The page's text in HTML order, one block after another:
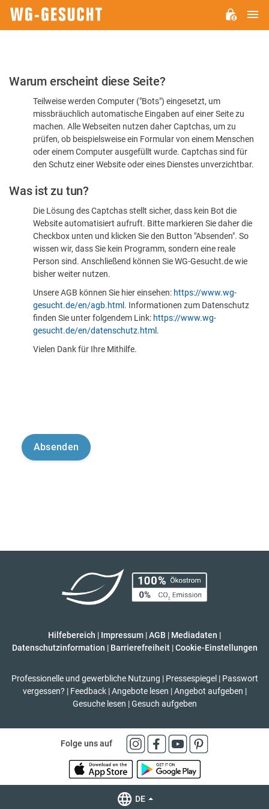
Bitte
dass
sind
Warum erscheint diese Seite?
Teilweise werden Computer ("Bots") eingesetzt, um
missbräuchlich automatische Eingaben auf einer Seite zu
machen. Alle Webseiten nutzen daher Captchas, um zu
prüfen, ob beispielsweise ein Formular von einem Menschen
oder einem Computer ausgefüllt wurde. Captchas sind für
den Schutz einer Website oder eines Dienstes unverzichtbar.
Was ist zu tun?
Die Lösung des Captchas stellt sicher, dass kein Bot die
Website automatisiert aufruft. Bitte markieren Sie daher die
Checkbox unten und klicken Sie den Button "Absenden". So
wissen wir, dass Sie kein Programm, sondern eine reale
Person sind. Anschließend können Sie WG-Gesucht.de wie
bisher weiter nutzen.
Unsere AGB können Sie hier einsehen: https://www.wg-
gesucht.de/en/agb.html . Informationen zum Datenschutz
finden Sie unter folgendem Link: https://www.wg-
gesucht.de/en/datenschutz.html .
Vielen Dank für Ihre Mithilfe.
Hilfebereich | Impressum |AGB | Mediadaten |
Datenschutzinformation | Barrierefreiheit | Cookie-Einstellungen
Professionelle und gewerbliche Nutzung | Pressespiegel | Passwort
vergessen? | Feedback | Angebote lesen | Angebot aufgeben |
Gesuche lesen | Gesuch aufgeben
Folge uns auf
DE